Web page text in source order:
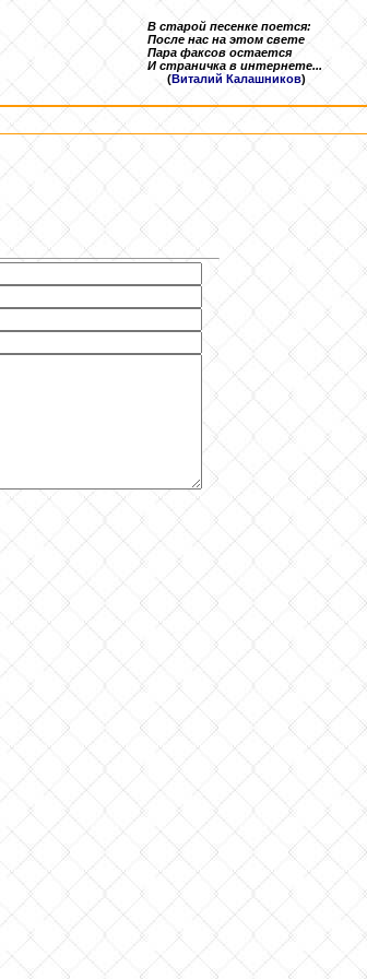
В старой песенке поется:
После нас на этом свете
Пара факсов остается
И страничка в интернете...
(Виталий Калашников)